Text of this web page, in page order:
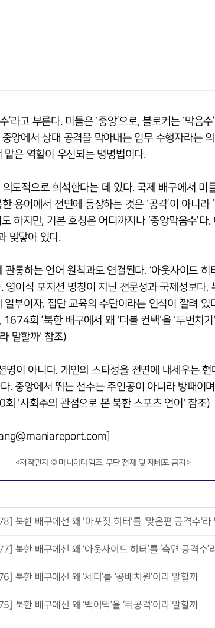
라고 부른다. 미들은 ‘중앙’으로, 블로커는 ‘막음
앙에서 상대 공격을 막아내는 임무 수행자라는
은 역할이 우선되는 명명법이다.
도적으로 희석한다는 데 있다. 국제 배구에서 미
용어에서 전면에 등장하는 것은 ‘공격’이 아니라
하지만, 기본 호칭은 어디까지나 ‘중앙막음수’
맞닿아 있다.
통하는 언어 원칙과도 연결된다. ‘아웃사이드 히터
. 영어식 포지션 명칭이 지닌 전문성과 국제성보
부이자, 집단 교육의 수단이라는 인식이 깔려
1674회 ’북한 배구에서 왜 '더블 컨택'을 '두번치
말할까‘ 참조)
명이 아니다. 개인의 스타성을 전면에 내세우는
. 중앙에서 뛰는 선수는 주인공이 아니라 방패이
'사회주의 관점으로 본 북한 스포츠 언어' 참조)
<저작권자 © 마니아타임즈, 무단 전재 및 재배포 금지>
북한 배구에선 왜 '아포짓 히터'를 '맞은편 공격수'라
북한 배구에선 왜 ‘아웃사이드 히터’를 ‘측면 공격수’
북한 배구에선 왜 ‘세터’를 ‘공배치원’이라 말할까
북한 배구에선 왜 ‘백어택’을 ‘뒤공격’이라 말할까